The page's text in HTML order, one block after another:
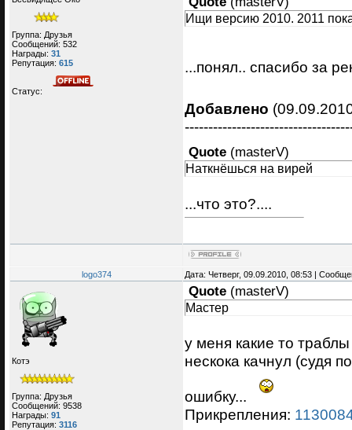
Группа: Друзья
Сообщений: 532
Награды: 31
Репутация: 615
Статус:
Ищи версию 2010. 2011
...понял.. спасибо за
Добавлено
Quote (masterV)
Наткнёшься на вирей
...что это?....
logo374 Дата: Четверг, 09.09.2010, 08:53 |
Котэ
Группа: Друзья
Сообщений: 9538
Награды: 91
Репутация: 3116
Quote (masterV)
Мастер
у меня какие то
нескока качнул (судя
ошибку...
Прикрепления: